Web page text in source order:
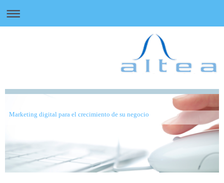
Marketing digital para el crecimiento de su negocio